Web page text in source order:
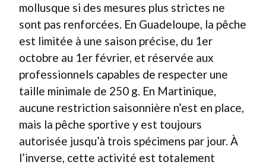
mollusque si des mesures plus strictes ne
sont pas renforcées. En Guadeloupe, la pêche
est limitée à une saison précise, du 1er
octobre au 1er février, et réservée aux
professionnels capables de respecter une
taille minimale de 250 g. En Martinique,
aucune restriction saisonnière n’est en place,
mais la pêche sportive y est toujours
autorisée jusqu’à trois spécimens par jour. À
l’inverse, cette activité est totalement